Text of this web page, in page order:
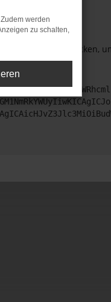
werden.
diesen Text schicken,
werden
zu schalten,